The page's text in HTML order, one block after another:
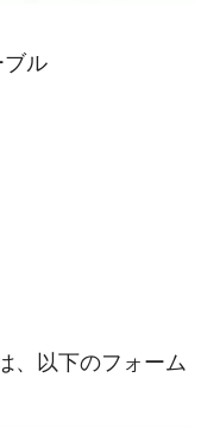
ル
、以下のフォーム